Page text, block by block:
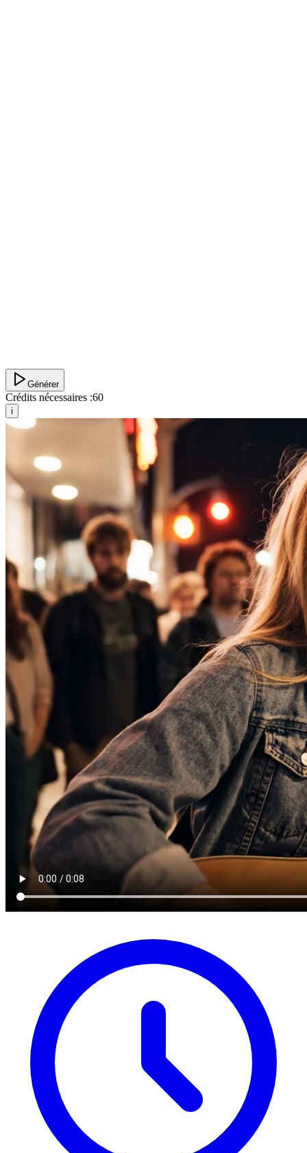
Générer
Crédits nécessaires :60
i